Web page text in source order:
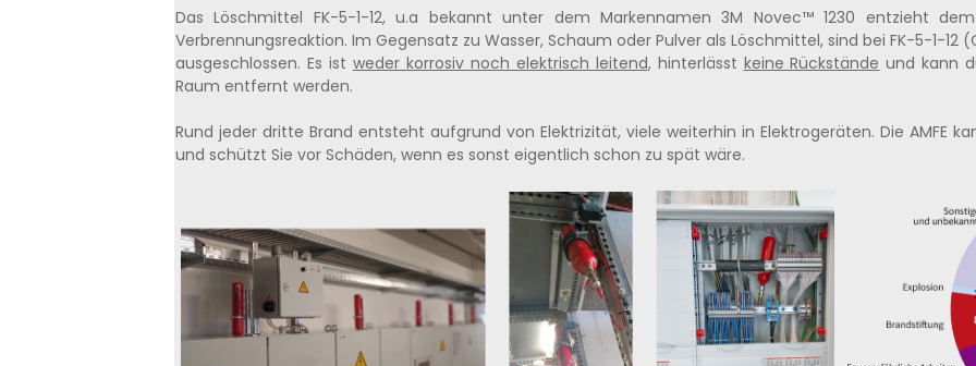
Das Löschmittel FK-5-1-12, u.a bekannt unter dem Markennamen3M Novec™ 1230 entzieht
Verbrennungsreaktion. Im Gegensatz zu Wasser, Schaum oder Pulver als Löschmittel, sind bei FK-5-1-
ausgeschlossen. Es ist weder korrosiv noch elektrisch leitend, hinterlässt keine Rückstände und kann
Raum entfernt werden.
Rund jeder dritte Brand entsteht aufgrund von Elektrizität, viele weiterhin in Elektrogeräten. Die AMFE
und schützt Sie vor Schäden, wenn es sonst eigentlich schon zu spät wäre.